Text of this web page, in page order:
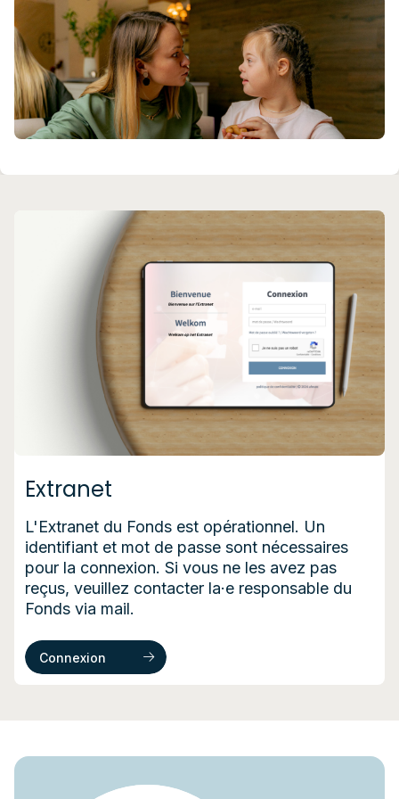
2024 et dure24 mois
Matériel
Il est par ailleurs possible d’acheter du matériel
de prévention. Celui-ci devra améliorer la
prévention de la santé ou la sécurité en raison
d’obligations légales ou sur base d’une analyse
de risques (hors autres possibilités de
Dossier de candidature à demander au Fonds
Tutorats concernant des personnes déjà en
fonction
Principes du projet « Tutorat au sein des
institutions du secteur 319.02 »
Soutien à la mise en place d’un plan d’accueil et
de tutorat pour les nouveaux·elle·s
travailleur·euse
Embauche compensatoire pour la personne
tutrice qui accompagne les nouveaux·elle
travailleur·euse·s et les stagiaires
Documents utiles
Présentation du projet
Extranet
L'Extranet du Fonds est opérationnel. Un
identifiant et mot de passe sont nécessaires
pour la connexion. Si vous ne les avez pas
reçus, veuillez contacter la·e responsable du
Fonds via mail.
Connexion